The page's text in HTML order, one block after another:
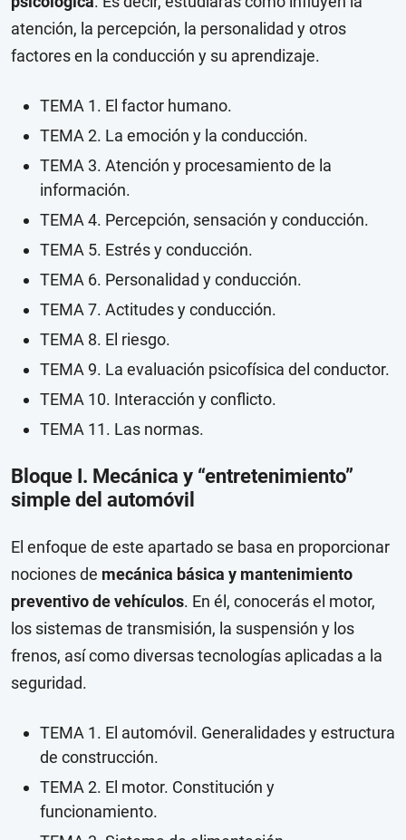
atención, la percepción, la personalidad y otros
factores en la conducción y su aprendizaje.
TEMA 1. El factor humano.
TEMA 2. La emoción y la conducción.
TEMA 3. Atención y procesamiento de la
información.
TEMA 4. Percepción, sensación y conducción.
TEMA 5. Estrés y conducción.
TEMA 6. Personalidad y conducción.
TEMA 7. Actitudes y conducción.
TEMA 8. El riesgo.
TEMA 9. La evaluación psicofísica del conductor.
TEMA 10. Interacción y conflicto.
TEMA 11. Las normas.
Bloque I. Mecánica y “entretenimiento”
simple del automóvil
El enfoque de este apartado se basa en proporcionar
nociones de mecánica básica y mantenimiento
preventivo de vehículos. En él, conocerás el motor,
los sistemas de transmisión, la suspensión y los
frenos, así como diversas tecnologías aplicadas a la
seguridad.
TEMA 1. El automóvil. Generalidades y estructura
de construcción.
TEMA 2. El motor. Constitución y
funcionamiento.